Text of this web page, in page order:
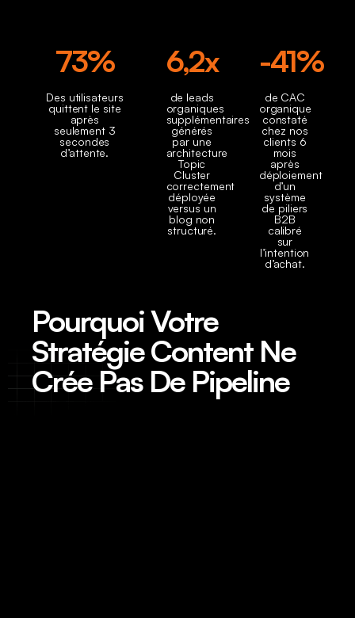
73%
Des utilisateurs
quittent le site
après
seulement 3
secondes
d’attente.
6,2x
de leads
organiques
supplémentaires
générés
par une
architecture
Topic
Cluster
correctement
déployée
versus un
blog non
structuré.
-41%
de CAC
organique
constaté
chez nos
clients 6
mois
après
déploiement
d’un
système
de piliers
B2B
calibré
sur
l’intention
d’achat.
Pourquoi Votre
Stratégie Content Ne
Crée Pas De Pipeline